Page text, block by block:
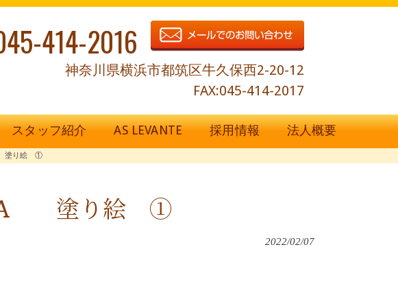
414-2016
神奈川県横浜市都筑区牛久保西2-20-12
FAX:045-414-2017
スタッフ紹介 AS LEVANTE 採用情報 法人概要
塗り絵 ①
塗り絵 ①
2022/02/07